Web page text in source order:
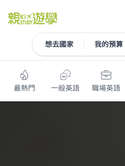
想去國家 我的預算
最熱門 一般英語 職場英語